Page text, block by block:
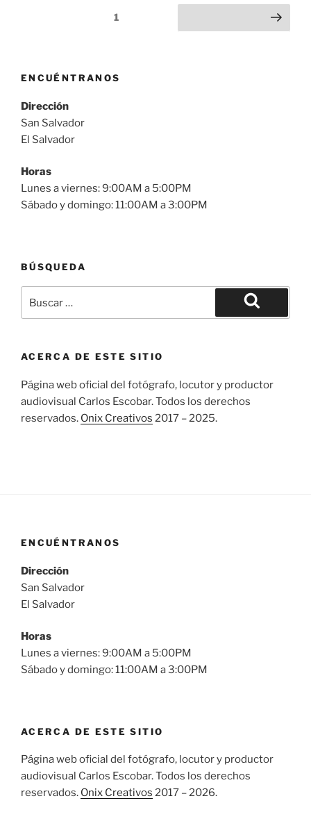
S23
Metaverso.»
Página1 Siguiente página
ENCUÉNTRANOS
Dirección
San Salvador
El Salvador
Horas
Lunes a viernes: 9:00AM a 5:00PM
Sábado y domingo: 11:00AM a 3:00PM
BÚSQUEDA
por:
Buscar
ACERCA DE ESTE SITIO
Página web oficial del fotógrafo, locutor y productor
audiovisual Carlos Escobar. Todos los derechos
reservados. Onix Creativos 2017 – 2025.
ENCUÉNTRANOS
Dirección
San Salvador
El Salvador
Horas
Lunes a viernes: 9:00AM a 5:00PM
Sábado y domingo: 11:00AM a 3:00PM
ACERCA DE ESTE SITIO
Página web oficial del fotógrafo, locutor y productor
audiovisual Carlos Escobar. Todos los derechos
reservados. Onix Creativos 2017 – 2026.